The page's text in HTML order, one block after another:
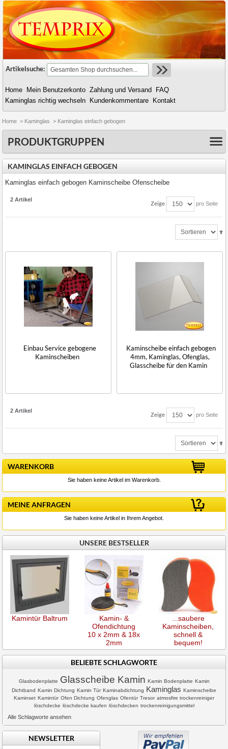
Artikelsuche:
Home Mein Benutzerkonto Zahlung und Versand
FAQ
Kaminglas richtig wechseln
Kundenkommentare Kontakt
Home > Kaminglas > Kaminglas einfach gebogen
PRODUKTGRUPPEN
KAMINGLAS EINFACH GEBOGEN
Kaminglas einfach gebogen Kaminscheibe Ofenscheibe
2 Artikel
Zeige pro Seite
Einbau Service gebogene
Kaminscheiben
Kaminscheibe einfach gebogen
4mm, Kaminglas, Ofenglas,
Glasscheibe für den Kamin
2 Artikel
Zeige pro Seite
WARENKORB
Sie haben keine Artikel im Warenkorb.
MEINE ANFRAGEN
Sie haben keine Artikel in Ihrem Angebot.
UNSERE BESTSELLER
Kamintür Baltrum
Kamin- &
Ofendichtung
10 x 2mm & 18x
2mm
...saubere
Kaminscheiben,
schnell &
bequem!
BELIEBTE SCHLAGWORTE
Glasbodenplatte Glasscheibe Kamin Kamin Bodenplatte Kamin
Dichtband Kamin Dichtung Kamin Tür Kaminabdichtung Kaminglas Kaminscheibe
Kaminset Kamintür Ofen Dichtung Ofenglas Ofentür Tresor atmosfire trockenreiniger
löschdecke löschdecke kaufen löschdecken trockenreinigungsmittel
Alle Schlagworte ansehen
NEWSLETTER